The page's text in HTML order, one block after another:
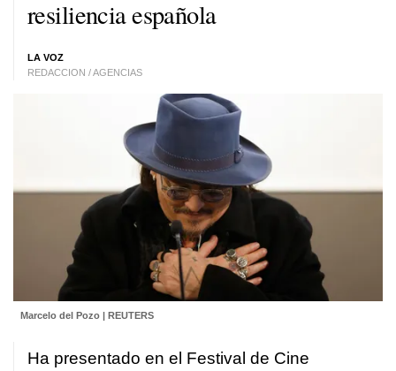
resiliencia española
LA VOZ
REDACCION / AGENCIAS
Marcelo del Pozo | REUTERS
Ha presentado en el Festival de Cine